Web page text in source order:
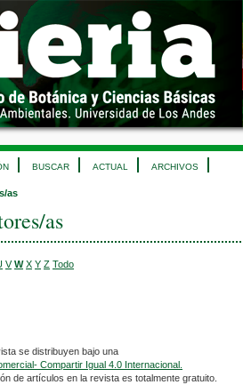
BUSCAR ACTUAL ARCHIVOS
as
as
V W X Y Z Todo
se distribuyen bajo una
Compartir Igual 4.0 Internacional.
de artículos en la revista es totalmente gratuito.